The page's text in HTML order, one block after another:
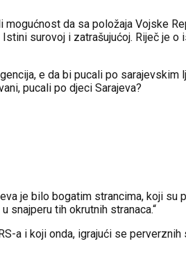
da sa položaja Vojske
surovoj i zatrašujućoj. Riječ je
e da bi pucali po sarajevskim
pucali po djeci Sarajeva?
je bilo bogatim strancima, koji su
snajperu tih okrutnih stranaca.“
a i koji onda, igrajući se